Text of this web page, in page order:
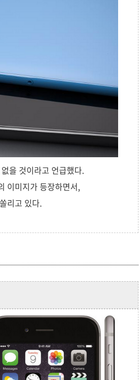
을 것이라고 언급했다.
이미지가 등장하면서,
리고 있다.